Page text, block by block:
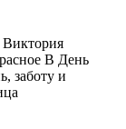
Виктория
В День
заботу и